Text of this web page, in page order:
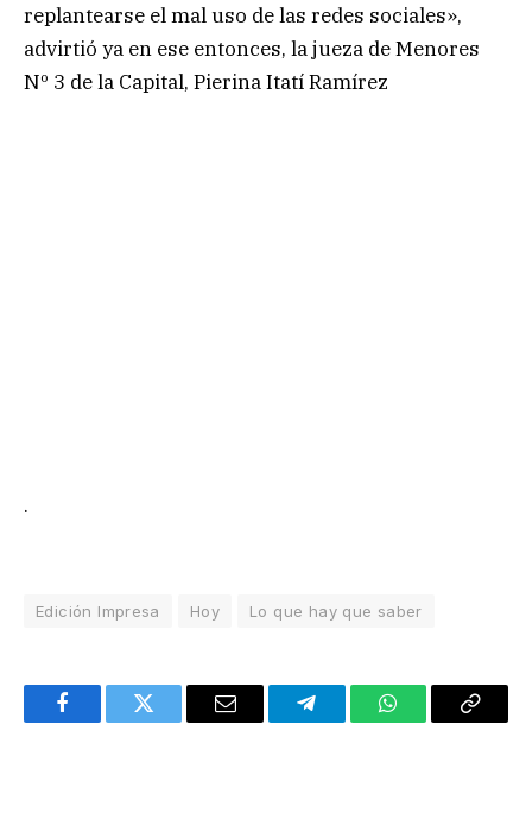
replantearse el mal uso de las redes sociales»,
advirtió ya en ese entonces, la jueza de Menores
Nº 3 de la Capital, Pierina Itatí Ramírez
.
Edición Impresa Hoy Lo que hay que saber
FacebookTwitter Email TelegramWhatsAppCopy